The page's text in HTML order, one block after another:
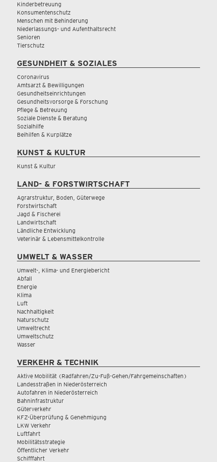
Kinderbetreuung
Konsumentenschutz
Menschen mit Behinderung
Niederlassungs- und Aufenthaltsrecht
Senioren
Tierschutz
GESUNDHEIT & SOZIALES
Coronavirus
Amtsarzt & Bewilligungen
Gesundheitseinrichtungen
Gesundheitsvorsorge & Forschung
Pflege & Betreuung
Soziale Dienste & Beratung
Sozialhilfe
Beihilfen & Kurplätze
KUNST & KULTUR
Kunst & Kultur
LAND- & FORSTWIRTSCHAFT
Agrarstruktur, Boden, Güterwege
Forstwirtschaft
Jagd & Fischerei
Landwirtschaft
Ländliche Entwicklung
Veterinär & Lebensmittelkontrolle
UMWELT & WASSER
Umwelt-, Klima- und Energiebericht
Abfall
Energie
Klima
Luft
Nachhaltigkeit
Naturschutz
Umweltrecht
Umweltschutz
Wasser
VERKEHR & TECHNIK
Aktive Mobilität (Radfahren/Zu-Fuß-Gehen/Fahrgemeinschaften)
Landesstraßen in Niederösterreich
Autofahren in Niederösterreich
Bahninfrastruktur
Güterverkehr
KFZ-Überprüfung & Genehmigung
LKW Verkehr
Luftfahrt
Mobilitätsstrategie
Öffentlicher Verkehr
Schifffahrt